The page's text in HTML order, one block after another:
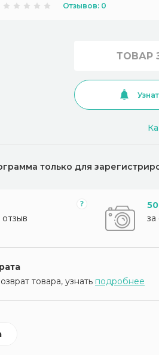
Отзывов: 0
ТОВАР
только для
за
товара, узнать подробнее